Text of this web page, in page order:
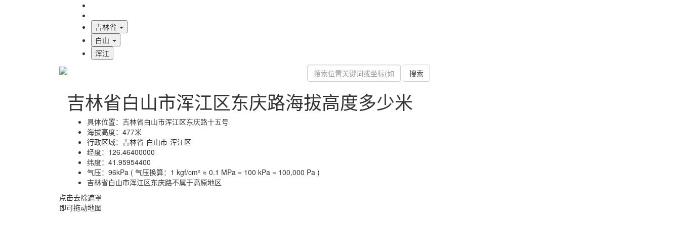
吉林省
白山
浑江
搜索
吉林省白山市浑江区东庆路海拔高度多少米
具体位置： 吉林省白山市浑江区东庆路十五号
海拔高度： 477米
行政区域： 吉林省-白山市-浑江区
经度： 126.46400000
纬度： 41.95954400
气压： 96kPa ( 气压换算：1 kgf/cm² ≈ 0.1 MPa = 100 kPa = 100,000 Pa )
吉林省白山市浑江区东庆路不属于高原地区
点击去除遮罩
即可拖动地图